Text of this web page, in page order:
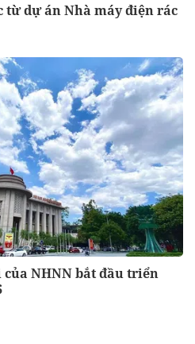
dự án Nhà máy điện rác
NHNN bắt đầu triển